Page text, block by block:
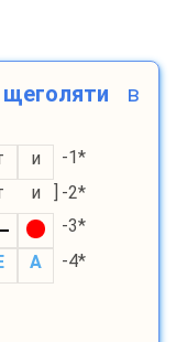
щеголяти в
и
-1*
и ] -2*
-3*
A
-4*